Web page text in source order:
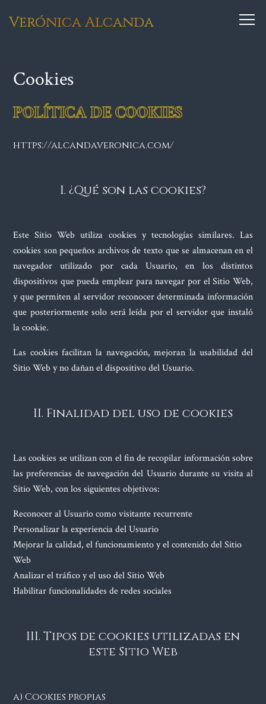
Verónica Alcanda
Cookies
POLÍTICA DE COOKIES
https://alcandaveronica.com/
I. ¿Qué son las cookies?
Este Sitio Web utiliza cookies y tecnologías similares. Las
cookies son pequeños archivos de texto que se almacenan en el
navegador utilizado por cada Usuario, en los distintos
dispositivos que pueda emplear para navegar por el Sitio Web,
y que permiten al servidor reconocer determinada información
que posteriormente solo será leída por el servidor que instaló
la cookie.
Las cookies facilitan la navegación, mejoran la usabilidad del
Sitio Web y no dañan el dispositivo del Usuario.
II. Finalidad del uso de cookies
Las cookies se utilizan con el fin de recopilar información sobre
las preferencias de navegación del Usuario durante su visita al
Sitio Web, con los siguientes objetivos:
Reconocer al Usuario como visitante recurrente
Personalizar la experiencia del Usuario
Mejorar la calidad, el funcionamiento y el contenido del Sitio
Web
Analizar el tráfico y el uso del Sitio Web
Habilitar funcionalidades de redes sociales
III. Tipos de cookies utilizadas en
este Sitio Web
a) Cookies propias